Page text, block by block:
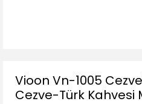
Vioon Vn-1005
Cezve-Türk Kahvesi